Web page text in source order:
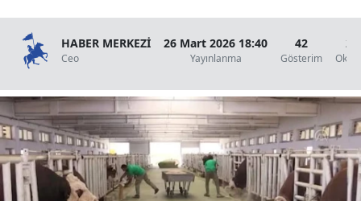
HABER MERKEZİ
Ceo
26 Mart 2026 18:40
Yayınlanma
42
Gösterim
2